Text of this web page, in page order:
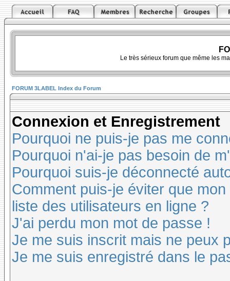
Le très sérieux forum que même les
FORUM 3LABEL Index du Forum
Connexion et Enregistrement
Pourquoi ne puis-je pas me
Pourquoi n'ai-je pas besoin de
Pourquoi suis-je déconnecté
Comment puis-je éviter que
liste des utilisateurs en ligne ?
J'ai perdu mon mot de passe !
Je me suis inscrit mais ne peux
Je me suis enregistré dans le